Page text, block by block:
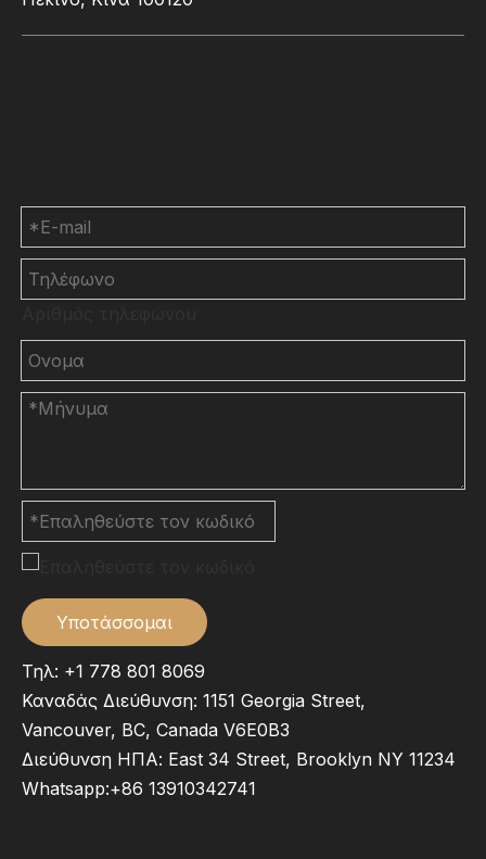
Υποτάσσομαι
Τηλ: +1 778 801 8069
Καναδάς Διεύθυνση: 1151 Georgia Street,
Vancouver, BC, Canada V6E0B3
Διεύθυνση ΗΠΑ: East 34 Street, Brooklyn NY 11234
Whatsapp:+86 13910342741